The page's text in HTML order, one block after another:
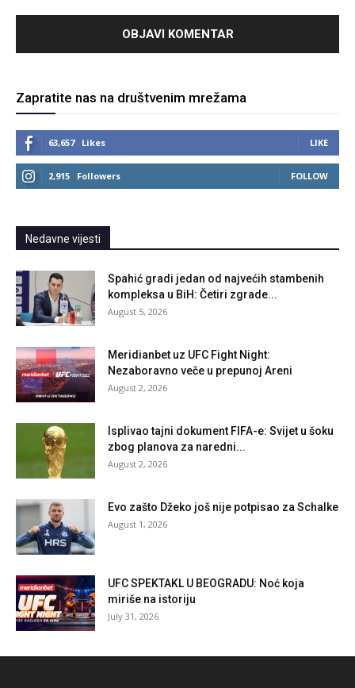
Zapratite nas na društvenim mrežama
63,657 Likes LIKE
2,915 Followers FOLLOW
Nedavne vijesti
Spahić gradi jedan od najvećih stambenih
kompleksa u BiH: Četiri zgrade...
August 5, 2026
Meridianbet uz UFC Fight Night:
Nezaboravno veče u prepunoj Areni
August 2, 2026
Isplivao tajni dokument FIFA-e: Svijet u šoku
zbog planova za naredni...
August 2, 2026
Evo zašto Džeko još nije potpisao za Schalke
August 1, 2026
UFC SPEKTAKL U BEOGRADU: Noć koja
miriše na istoriju
July 31, 2026